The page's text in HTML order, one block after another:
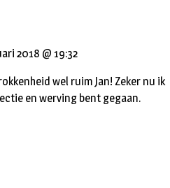
2018 @ 19:32
wel ruim Jan! Zeker nu ik
en werving bent gegaan.